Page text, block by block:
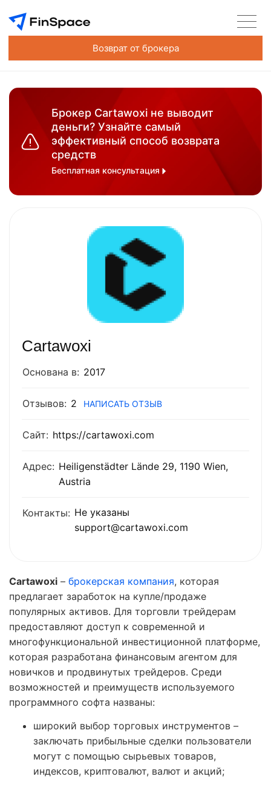
Возврат от брокера
Брокер Cartawoxi не выводит
деньги? Узнайте самый
эффективный способ возврата
средств
Бесплатная консультация
Cartawoxi
Основана в: 2017
Отзывов: 2 НАПИСАТЬ ОТЗЫВ
Сайт: https://cartawoxi.com
Адрес: Heiligenstädter Lände 29, 1190 Wien,
Austria
Контакты: Не указаны
support@cartawoxi.com
Cartawoxi – брокерская компания, которая
предлагает заработок на купле/продаже
популярных активов. Для торговли трейдерам
предоставляют доступ к современной и
многофункциональной инвестиционной платформе,
которая разработана финансовым агентом для
новичков и продвинутых трейдеров. Среди
возможностей и преимуществ используемого
программного софта названы:
широкий выбор торговых инструментов –
заключать прибыльные сделки пользователи
могут с помощью сырьевых товаров,
индексов, криптовалют, валют и акций;